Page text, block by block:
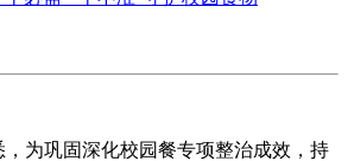
，为巩固深化校园餐专项整治成效，持